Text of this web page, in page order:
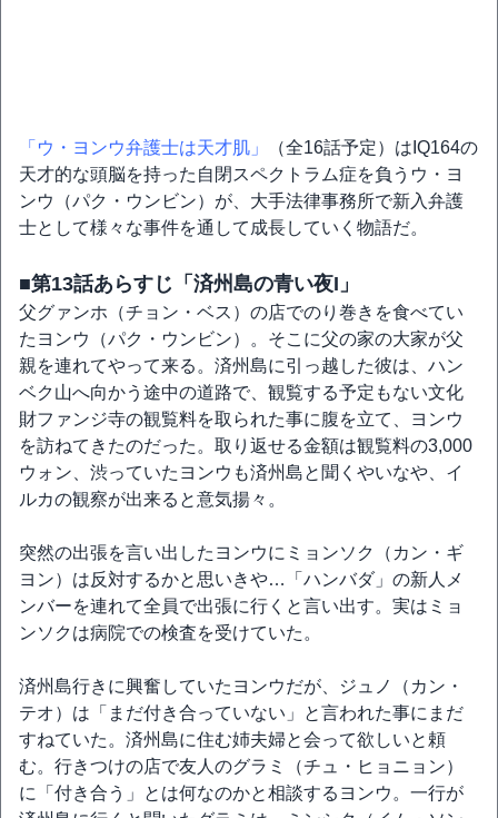
「ウ・ヨンウ弁護士は天才肌」
（全16話予定）はIQ164の
天才的な頭脳を持った自閉スペクトラム症を負うウ・ヨ
ンウ（パク・ウンビン）が、大手法律事務所で新入弁護
士として様々な事件を通して成長していく物語だ。
■第13話あらすじ「済州島の青い夜I」
父グァンホ（チョン・ベス）の店でのり巻きを食べてい
たヨンウ（パク・ウンビン）。そこに父の家の大家が父
親を連れてやって来る。済州島に引っ越した彼は、ハン
ベク山へ向かう途中の道路で、観覧する予定もない文化
財ファンジ寺の観覧料を取られた事に腹を立て、ヨンウ
を訪ねてきたのだった。取り返せる金額は観覧料の3,000
ウォン、渋っていたヨンウも済州島と聞くやいなや、イ
ルカの観察が出来ると意気揚々。
突然の出張を言い出したヨンウにミョンソク（カン・ギ
ヨン）は反対するかと思いきや…「ハンバダ」の新人メ
ンバーを連れて全員で出張に行くと言い出す。実はミョ
ンソクは病院での検査を受けていた。
済州島行きに興奮していたヨンウだが、ジュノ（カン・
テオ）は「まだ付き合っていない」と言われた事にまだ
すねていた。済州島に住む姉夫婦と会って欲しいと頼
む。行きつけの店で友人のグラミ（チュ・ヒョニョン）
に「付き合う」とは何なのかと相談するヨンウ。一行が